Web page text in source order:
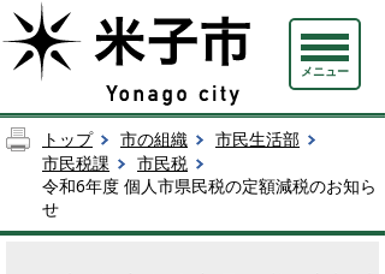
メニュー
トップ 市の組織
市民生活部
市民税課
市民税
令和6年度 個人市県民税の定額減税のお知ら
せ